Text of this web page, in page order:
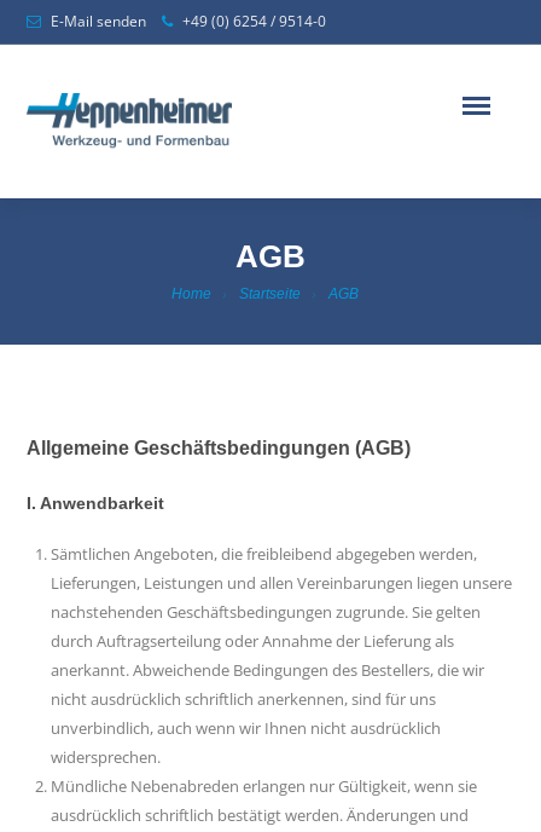
E-Mail senden +49 (0) 6254 / 9514-0
AGB
Home Startseite AGB
Allgemeine Geschäftsbedingungen (AGB)
I. Anwendbarkeit
Sämtlichen Angeboten, die freibleibend abgegeben werden,
Lieferungen, Leistungen und allen Vereinbarungen liegen unsere
nachstehenden Geschäftsbedingungen zugrunde. Sie gelten
durch Auftragserteilung oder Annahme der Lieferung als
anerkannt. Abweichende Bedingungen des Bestellers, die wir
nicht ausdrücklich schriftlich anerkennen, sind für uns
unverbindlich, auch wenn wir Ihnen nicht ausdrücklich
widersprechen.
Mündliche Nebenabreden erlangen nur Gültigkeit, wenn sie
ausdrücklich schriftlich bestätigt werden. Änderungen und